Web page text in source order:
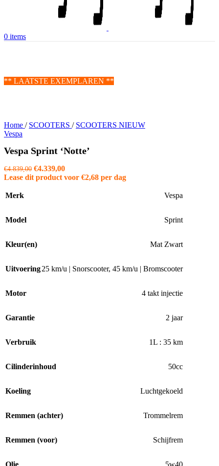
0 items
** LAATSTE EXEMPLAREN **
Home / SCOOTERS / SCOOTERS NIEUW
Vespa
Vespa Sprint ‘Notte’
€4.839,00 Oorspronkelijke
prijs
€4.339,00Huidige
prijs
Lease dit product voor €2,68 per dag
Merk Vespa
Model Sprint
Kleur(en) Mat Zwart
Uitvoering25 km/u | Snorscooter, 45 km/u | Bromscooter
Motor 4 takt injectie
Garantie 2 jaar
Verbruik 1L : 35 km
Cilinderinhoud 50cc
Koeling Luchtgekoeld
Remmen (achter) Trommelrem
Remmen (voor) Schijfrem